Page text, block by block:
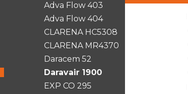
Adva Flow 403
Adva Flow 404
CLARENA HC5308
CLARENA MR4370
Daracem 52
Daravair 1900
EXP CO 295